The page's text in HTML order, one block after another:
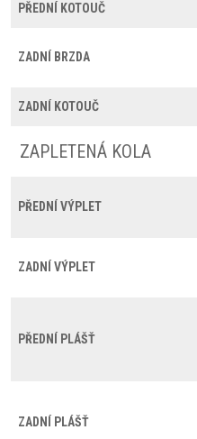
PŘEDNÍ KOTOUČ
ZADNÍ BRZDA
ZADNÍ KOTOUČ
ZAPLETENÁ KOLA
PŘEDNÍ VÝPLET
ZADNÍ VÝPLET
PŘEDNÍ PLÁŠŤ
ZADNÍ PLÁŠŤ